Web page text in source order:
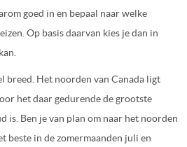
goed in en bepaal naar welke
Op basis daarvan kies je dan in
breed. Het noorden van Canada ligt
het daar gedurende de grootste
is. Ben je van plan om naar het noorden
beste in de zomermaanden juli en